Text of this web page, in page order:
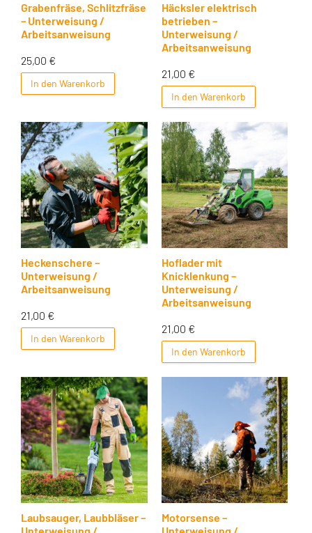
Grabenfräse, Schlitzfräse
– Unterweisung /
Arbeitsanweisung
25,00 €
In den Warenkorb
Häcksler elektrisch
betrieben –
Unterweisung /
Arbeitsanweisung
21,00 €
In den Warenkorb
Heckenschere –
Unterweisung /
Arbeitsanweisung
21,00 €
In den Warenkorb
Hoflader mit
Knicklenkung –
Unterweisung /
Arbeitsanweisung
21,00 €
In den Warenkorb
Laubsauger, Laubbläser –
Motorsense –